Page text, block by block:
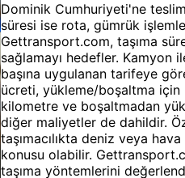
Dominik Cumhuriyeti'ne
süresi ise rota, gümrük
Gettransport.com, taşıma
sağlamayı hedefler. Kamyon
başına uygulanan tarifeye
ücreti, yükleme/boşaltma için
kilometre ve boşaltmadan
diğer maliyetler de dahildir.
taşımacılıkta deniz veya
konusu olabilir.
taşıma yöntemlerini